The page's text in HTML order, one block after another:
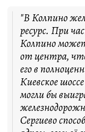
"В Колпино
ресурс. При
Колпино
от центра,
его в
Киевское
могли бы
Сергиево